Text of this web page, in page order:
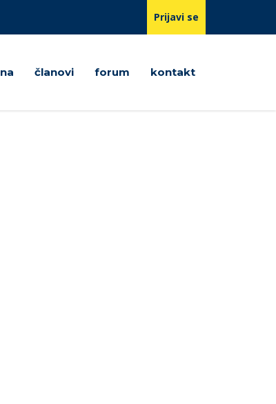
Prijavi se
članovi forum kontakt